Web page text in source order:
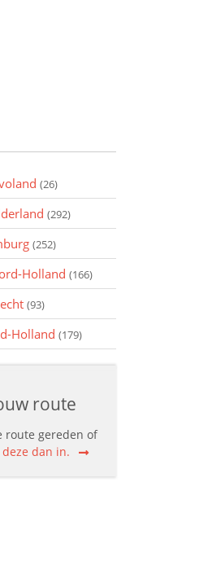
(26)
(292)
(252)
Holland (166)
(93)
Holland (179)
route
route gereden of
dan in.